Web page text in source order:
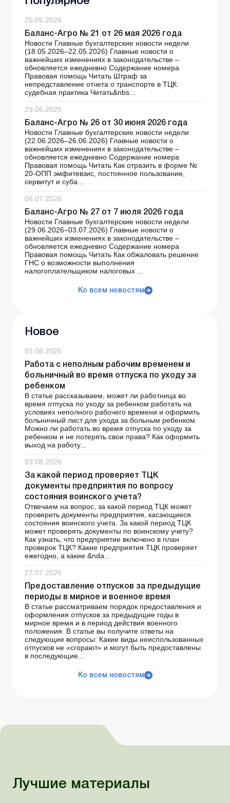
25.05.2026
Баланс-Агро № 21 от 26 мая 2026 года
Новости Главные бухгалтерские новости недели
(18.05.2026–22.05.2026) Главные новости о
важнейших изменениях в законодательстве –
обновляется ежедневно Содержание номера
Правовая помощь Читать Штраф за
непредставление отчета о транспорте в ТЦК:
судебная практика Читать&nbs...
29.06.2026
Баланс-Агро № 26 от 30 июня 2026 года
Новости Главные бухгалтерские новости недели
(22.06.2026–26.06.2026) Главные новости о
важнейших изменениях в законодательстве –
обновляется ежедневно Содержание номера
Правовая помощь Читать Как отразить в форме №
20-ОПП эмфитевзис, постоянное пользование,
сервитут и суба...
06.07.2026
Баланс-Агро № 27 от 7 июля 2026 года
Новости Главные бухгалтерские новости недели
(29.06.2026–03.07.2026) Главные новости о
важнейших изменениях в законодательстве –
обновляется ежедневно Содержание номера
Правовая помощь Читать Как обжаловать решение
ГНС о возможности выполнения
налогоплательщиком налоговых ...
Ко всем новостям
Новое
03.08.2026
Работа с неполным рабочим временем и
больничный во время отпуска по уходу за
ребенком
В статье рассказываем, может ли работница во
время отпуска по уходу за ребенком работать на
условиях неполного рабочего времени и оформить
больничный лист для ухода за больным ребенком.
Можно ли работать во время отпуска по уходу за
ребенком и не потерять свои права? Как оформить
выход на работу...
03.08.2026
За какой период проверяет ТЦК
документы предприятия по вопросу
состояния воинского учета?
Отвечаем на вопрос, за какой период ТЦК может
проверить документы предприятия, касающиеся
состояния воинского учета. За какой период ТЦК
может проверять документы по воинскому учету?
Как узнать, что предприятие включено в план
проверок ТЦК? Какие предприятия ТЦК проверяет
ежегодно, а какие &nda...
27.07.2026
Предоставление отпусков за предыдущие
периоды в мирное и военное время
В статье рассматриваем порядок предоставления и
оформления отпусков за предыдущие годы в
мирное время и в период действия военного
положения. В статье вы получите ответы на
следующие вопросы: Какие виды неиспользованных
отпусков не «сгорают» и могут быть предоставлены
в последующие...
Ко всем новостям
Лучшие материалы